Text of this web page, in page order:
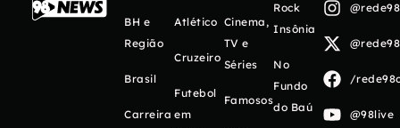
BH e
Região
Brasil
Carreira
Atlético
Cruzeiro
Futebol
em
Cinema,
TV e
Séries
Famosos
Rock
Insônia
No
Fundo
do Baú
/
@98live